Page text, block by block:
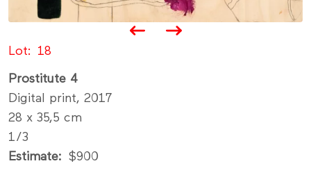
Lot 18
Prostitute 4
Digital print, 2017
28 x 35,5 cm
1/3
Estimate
$900